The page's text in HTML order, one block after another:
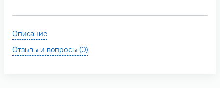
Описание
Отзывы и вопросы (0)